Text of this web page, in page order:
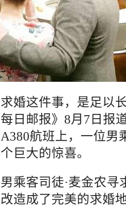
这件事，是足以
日邮报》8月7日报
航班上，一位男
巨大的惊喜。
客司徒·麦金农寻
造成了完美的求婚